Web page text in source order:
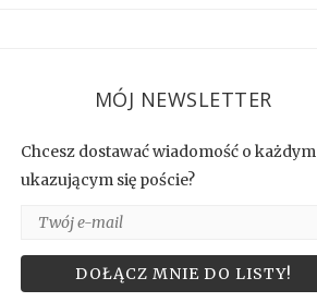
MÓJ NEWSLETTER
Chcesz dostawać wiadomość o każdym
ukazującym się poście?